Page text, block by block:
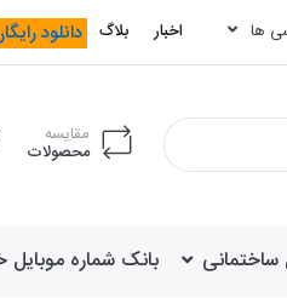
ها اخبار بلاگ دانلود
مقایسه
محصولات
بانک شماره